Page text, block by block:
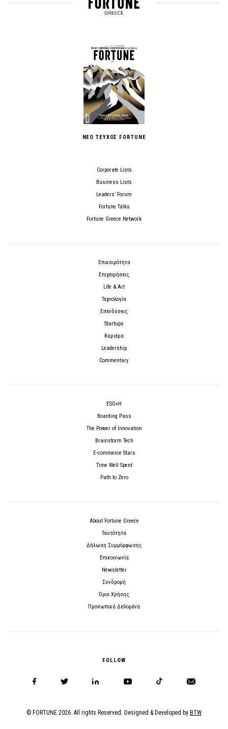
ΝΕΟ ΤΕΥΧΟΣ FORTUNE
Corporate Lists
Business Lists
Leaders’ Forum
Fortune Talks
Fortune Greece Network
Επικαιρότητα
Επιχειρήσεις
Life & Art
Τεχνολογία
Επενδύσεις
Startups
Καριέρα
Leadership
Commentary
ESG+H
Boarding Pass
The Power of Innovation
Brainstorm Tech
E-commerce Stars
Time Well Spent
Path to Zero
About Fortune Greece
Ταυτότητα
Δήλωση Συμμόρφωσης
Επικοινωνία
Newsletter
Συνδρομή
Όροι Χρήσης
Προσωπικά Δεδομένα
FOLLOW
© FORTUNE 2026. All rights Reserved. Designed & Developed by BTW